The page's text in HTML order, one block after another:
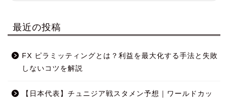
最近の投稿
FX ピラミッティングとは？利益を最大化する手法と失敗
しないコツを解説
【日本代表】チュニジア戦スタメン予想｜ワールドカッ